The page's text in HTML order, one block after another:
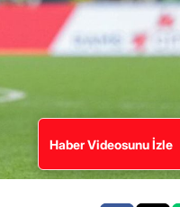
Haber Videosunu İzle